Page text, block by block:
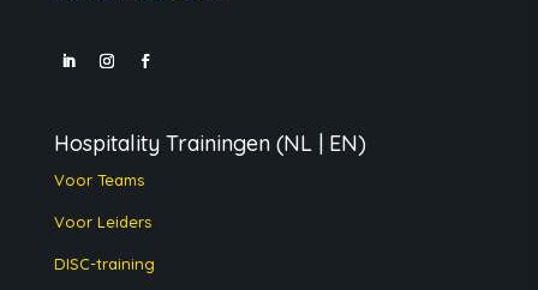
Hospitality Trainingen(NL | EN)
Voor Teams
Voor Leiders
DISC-training